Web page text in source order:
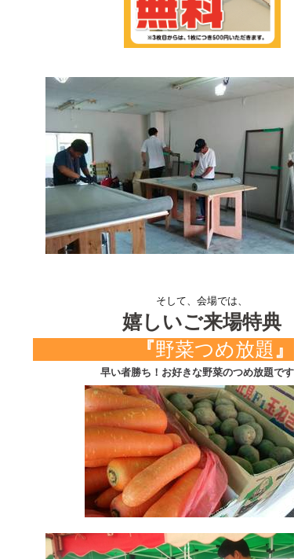
そして、会場では、
嬉しいご来場特典
『野菜つめ放題
早い者勝ち！お好きな野菜のつめ放題です